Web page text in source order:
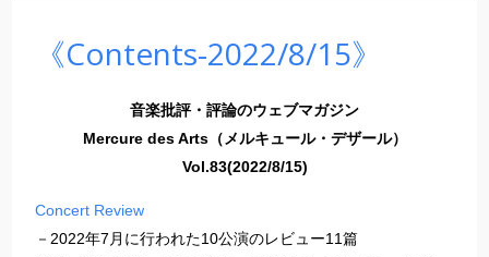
《Contents-2022/8/15》
音楽批評・評論のウェブマガジン
Mercure des Arts（メルキュール・デザール）
Vol.83(2022/8/15)
Concert Review
－2022年7月に行われた10公演のレビュー11篇